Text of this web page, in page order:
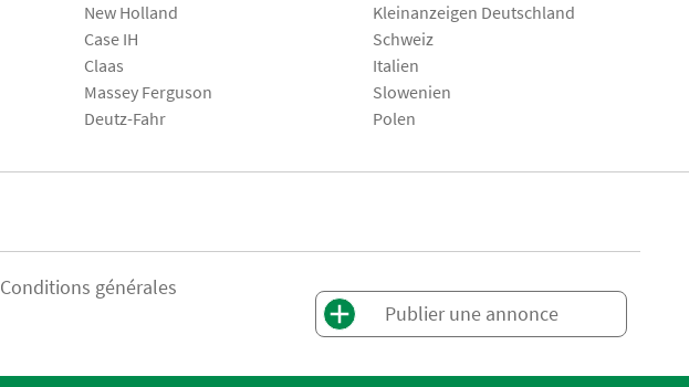
New Holland
Case IH
Claas
Massey Ferguson
Deutz-Fahr
Kleinanzeigen Deutschland
Schweiz
Italien
Slowenien
Polen
Conditions générales
Publier une annonce